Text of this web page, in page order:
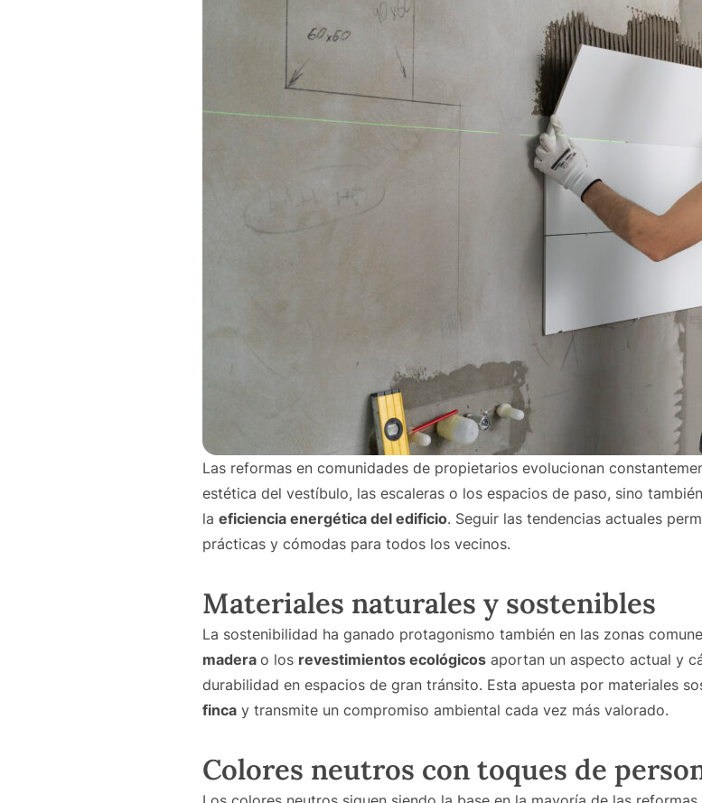
Las reformas en comunidades de propietarios evolucionan
estética del vestíbulo, las escaleras o los espacios de paso, sino
la eficiencia energética del edificio. Seguir las tendencias actuales
prácticas y cómodas para todos los vecinos.
Materiales naturales y sostenibles
La sostenibilidad ha ganado protagonismo también en las zonas
madera o los revestimientos ecológicos aportan un aspecto actual y
durabilidad en espacios de gran tránsito. Esta apuesta por materiales
finca y transmite un compromiso ambiental cada vez más valorado.
Colores neutros con toques de